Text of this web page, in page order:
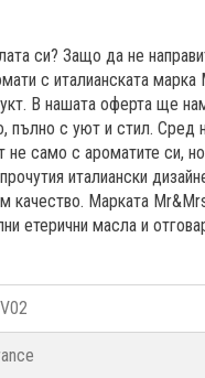
си? Защо да не
с италианската
В нашата оферта ще
с уют и стил. Сред
само с ароматите си,
италиански
качество. Марката
етерични масла и